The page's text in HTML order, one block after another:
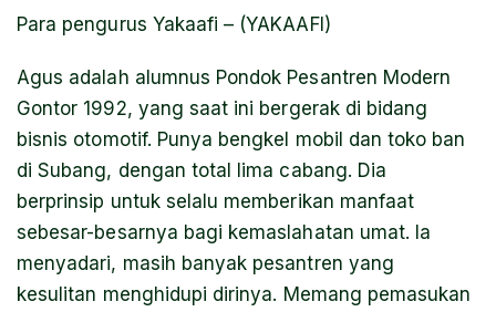
Para pengurus Yakaafi – (YAKAAFI)
Agus adalah alumnus Pondok Pesantren Modern
Gontor 1992, yang saat ini bergerak di bidang
bisnis otomotif. Punya bengkel mobil dan toko ban
di Subang, dengan total lima cabang. Dia
berprinsip untuk selalu memberikan manfaat
sebesar-besarnya bagi kemaslahatan umat. Ia
menyadari, masih banyak pesantren yang
kesulitan menghidupi dirinya. Memang pemasukan